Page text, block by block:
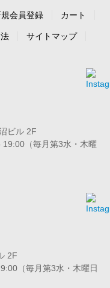
規会員登録 カート
サイトマップ
ビル 2F
（毎月第3水・木曜
2F
（毎月第3水・木曜日